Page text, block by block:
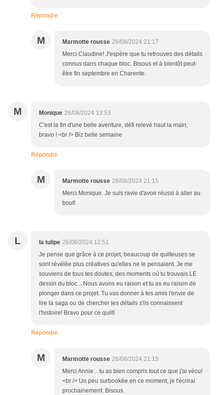
Répondre
M Marmotte rousse 26/08/2024 21:17
Merci Claudine! J'espère que tu retrouves des détails
connus dans chaque bloc. Bisous et à bientôt peut-
être fin septembre en Charente.
M Monique 26/08/2024 13:53
C'est la fin d'une belle aventure, défi relevé haut la main,
bravo ! <br /> Biz belle semaine
Répondre
M Marmotte rousse 26/08/2024 21:15
Merci Monique. Je suis ravie d'avoir réussi à aller au
bout!
L la tulipe 26/08/2024 12:51
Je pense que grâce à ce projet, beaucoup de quilteuses se
sont révélée plus créatives qu'elles ne le pensaient. Je me
souviens de tous tes doutes, des moments où tu trouvais LE
dessin du bloc... Nous avons eu raison et tu as eu raison de
plonger dans ce projet. Tu vas donner à tes amis l'envie de
lire la saga ou de chercher les détails s'ils connaissent
l'histoire! Bravo pour ce quilt!
Répondre
M Marmotte rousse 26/08/2024 21:15
Merci Annie... tu as bien compris tout ce que j'ai vécu!
<br /> Un peu surbookée en ce moment, je t'écrirai
prochainement. Bisous.